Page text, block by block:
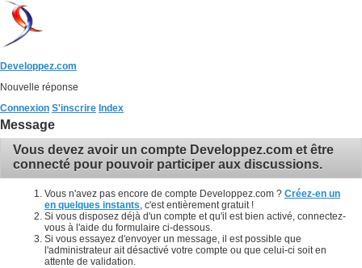
Developpez.com
Nouvelle réponse
Connexion S'inscrire Index
Message
Vous devez avoir un compte Developpez.com et être
connecté pour pouvoir participer aux discussions.
Vous n'avez pas encore de compte Developpez.com ? Créez-en un
en quelques instants , c'est entièrement gratuit !
Si vous disposez déjà d'un compte et qu'il est bien activé, connectez-
vous à l'aide du formulaire ci-dessous.
Si vous essayez d'envoyer un message, il est possible que
l'administrateur ait désactivé votre compte ou que celui-ci soit en
attente de validation.